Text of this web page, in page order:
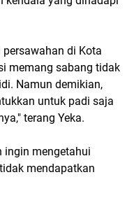
di Kota
memang sabang tidak
Namun demikian,
untuk padi saja
terang Yeka.
ingin mengetahui
mendapatkan